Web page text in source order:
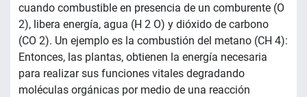
cuando combustible en presencia de un comburente (O
2), libera energía, agua (H 2 O) y dióxido de carbono
(CO 2). Un ejemplo es la combustión del metano (CH 4):
Entonces, las plantas, obtienen la energía necesaria
para realizar sus funciones vitales degradando
moléculas orgánicas por medio de una reacción